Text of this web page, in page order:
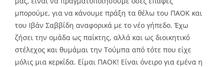
μπορούμε, για να κάνουμε πράξη τα θέλω του ΠΑΟΚ και
του Ιβάν Σαββίδη αναφορικά με το νέο γήπεδο. Έχω
ζήσει την ομάδα ως παίκτης, αλλά και ως διοικητικό
στέλεχος και θυμάμαι την Τούμπα από τότε που είχε
μόλις μια κερκίδα. Είμαι ΠΑΟΚ! Είναι όνειρο για εμένα η